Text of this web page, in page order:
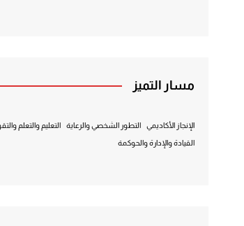
مسار التميز
الإنجاز الأكاديمي التطور الشخصي والرعاية التعليم والتعلم
القيادة والإدارة والحوكمة